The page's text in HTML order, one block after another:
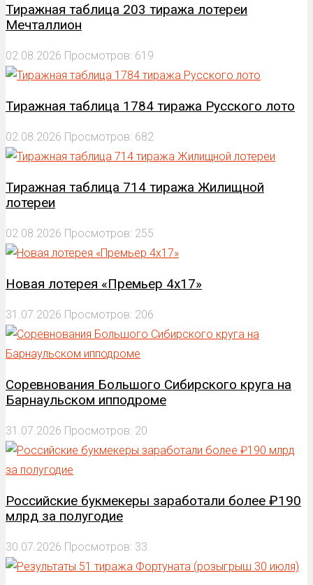
Тиражная таблица 203 тиража лотереи
Мечталлион
02.08.2026 Просмотров: 619
Тиражная таблица 1784 тиража Русского лото
02.08.2026 Просмотров: 682
Тиражная таблица 714 тиража Жилищной
лотереи
02.08.2026 Просмотров: 255
Новая лотерея «Премьер 4х17»
31.07.2026 Просмотров: 206
Соревнования Большого Сибирского круга на
Барнаульском ипподроме
31.07.2026 Просмотров: 20
Российские букмекеры заработали более ₽190
млрд за полугодие
30.07.2026 Просмотров: 33